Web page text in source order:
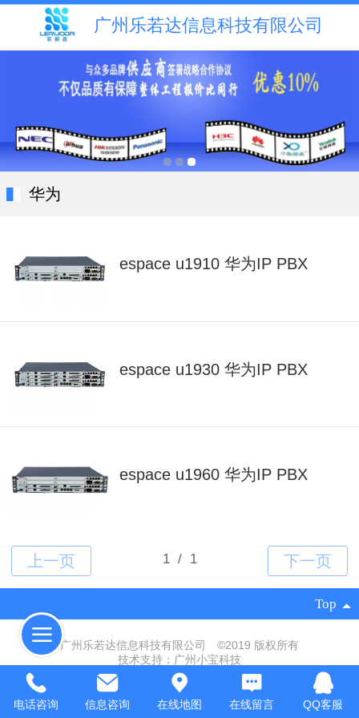
广州乐若达信息科技有限公司
华为
espace u1910 华为IP PBX
espace u1930 华为IP PBX
espace u1960 华为IP PBX
Top
广州乐若达信息科技有限公司 ©2019 版权所有
技术支持： 广州小宝科技
粤ICP备16115554号
电脑版
电话咨询
信息咨询 在线地图 在线留言 QQ客服